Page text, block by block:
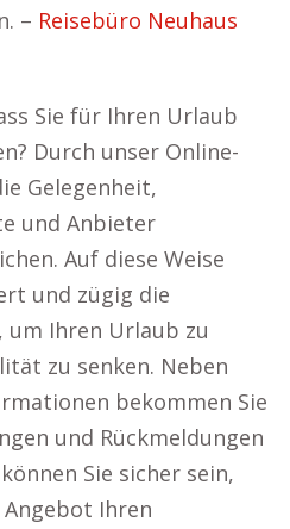
– Reisebüro Neuhaus
Sie für Ihren Urlaub
Durch unser Online-
Gelegenheit,
und Anbieter
Auf diese Weise
und zügig die
Ihren Urlaub zu
zu senken. Neben
bekommen Sie
und Rückmeldungen
Sie sicher sein,
Ihren